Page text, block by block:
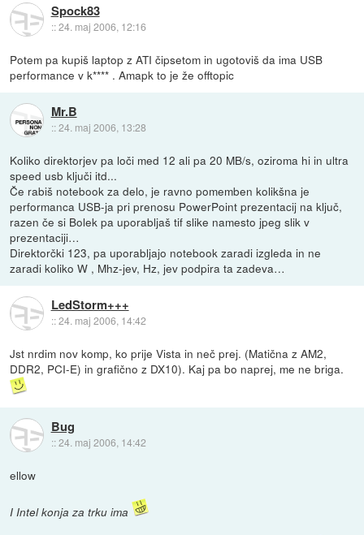
Spock83
::24. maj 2006, 12:16
Potem pa kupiš laptop z ATI čipsetom in ugotoviš da ima USB
performance v k**** . Amapk to je že offtopic
Mr.B
::24. maj 2006, 13:28
Koliko direktorjev pa loči med 12 ali pa 20 MB/s, oziroma hi in ultra
speed usb ključi itd...
Če rabiš notebook za delo, je ravno pomemben kolikšna je
performanca USB-ja pri prenosu PowerPoint prezentacij na ključ,
razen če si Bolek pa uporabljaš tif slike namesto jpeg slik v
prezentaciji…
Direktorčki 123, pa uporabljajo notebook zaradi izgleda in ne
zaradi koliko W , Mhz-jev, Hz, jev podpira ta zadeva…
LedStorm+++
::24. maj 2006, 14:42
Jst nrdim nov komp, ko prije Vista in neč prej. (Matična z AM2,
DDR2, PCI-E) in grafično z DX10). Kaj pa bo naprej, me ne briga.
Bug
::24. maj 2006, 14:42
ellow
I Intel konja za trku ima